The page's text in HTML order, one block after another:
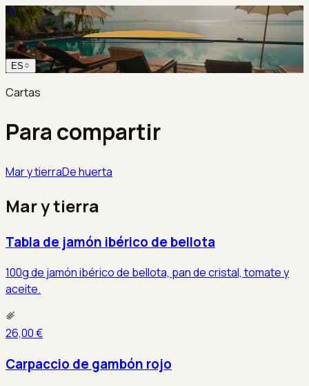
ES
Cartas
Para compartir
Mar y tierraDe huerta
Mar y tierra
Tabla de jamón ibérico de bellota
100g de jamón ibérico de bellota, pan de cristal, tomate y
aceite.
26,00 €
Carpaccio de gambón rojo